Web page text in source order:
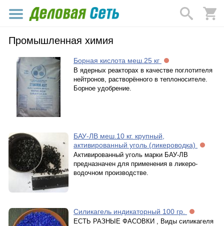
Промышленная химия
Борная кислота меш.25 кг
В ядерных реакторах в качестве поглотителя
нейтронов, растворённого в теплоносителе.
Борное удобрение.
БАУ-ЛВ меш.10 кг. крупный,
активированный уголь (ликероводка)
Активированный уголь марки БАУ-ЛВ
предназначен для применения в ликеро-
водочном производстве.
Силикагель индикаторный 100 гр.
ЕСТЬ РАЗНЫЕ ФАСОВКИ , Виды силикагеля